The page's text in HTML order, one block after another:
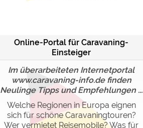
Online-Portal für Caravaning-
Einsteiger
Im überarbeiteten Internetportal
www.caravaning-info.de finden
Neulinge Tipps und Empfehlungen ...
Welche Regionen in Europa eignen
sich für schöne Caravaningtouren?
Wer vermietet Reisemobile? Was für